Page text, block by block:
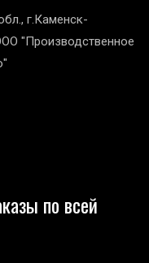
г.Каменск-
"Производственное
по всей